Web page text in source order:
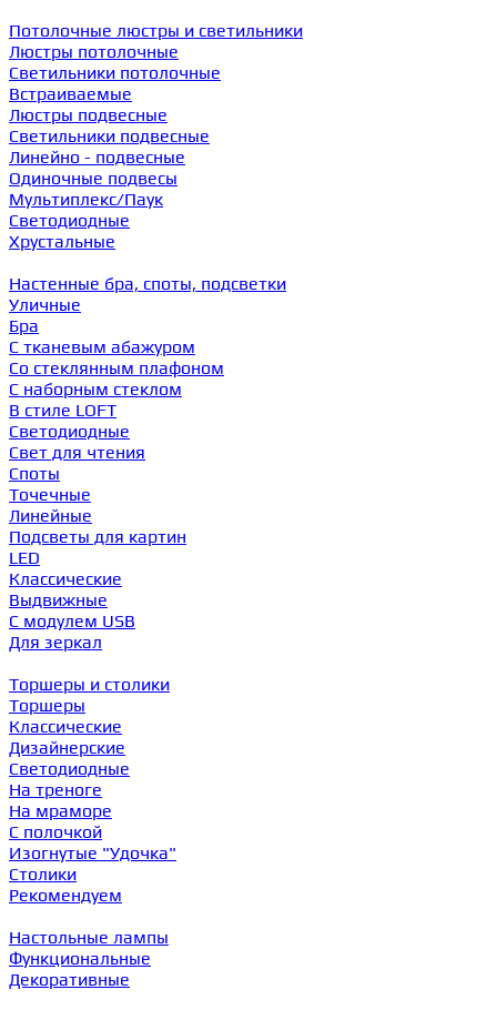
Потолочные люстры и светильники
Люстры потолочные
Светильники потолочные
Встраиваемые
Люстры подвесные
Светильники подвесные
Линейно - подвесные
Одиночные подвесы
Мультиплекс/Паук
Светодиодные
Хрустальные
Настенные бра, споты, подсветки
Уличные
Бра
С тканевым абажуром
Со стеклянным плафоном
С наборным стеклом
В стиле LOFT
Светодиодные
Свет для чтения
Споты
Точечные
Линейные
Подсветы для картин
LED
Классические
Выдвижные
С модулем USB
Для зеркал
Торшеры и столики
Торшеры
Классические
Дизайнерские
Светодиодные
На треноге
На мраморе
С полочкой
Изогнутые "Удочка"
Столики
Рекомендуем
Настольные лампы
Функциональные
Декоративные